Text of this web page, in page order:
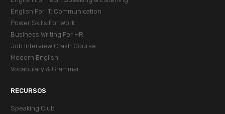
English For IT: Communication
Power Skills For Work
Business Writing For HR
Job Interview Crash Course
Modern English
Vocabulary & Grammar
RECURSOS
Speaking Club